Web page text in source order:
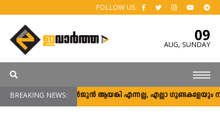
FOLLOW US:
09
AUG, SUNDAY
BREAKING NEWS:അര്‍ജുന്‍ ആയങ്കി എന്നല്ല, എല്ലാ ഗുണ്ടകളേയും